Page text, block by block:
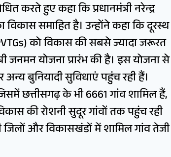
करते हुए कहा कि प्रधानमंत्री नरेन्द्र
समाहित है। उन्होंने कहा कि दूरस्थ
को विकास की सबसे ज्यादा जरूरत
जनमन योजना प्रारंभ की है। इस योजना से
बुनियादी सुविधाएं पहुंच रही हैं।
छत्तीसगढ़ के भी 6661 गांव शामिल हैं,
की रोशनी सुदूर गांवों तक पहुंच रही
जिलों और विकासखंडों में शामिल गांव तेजी